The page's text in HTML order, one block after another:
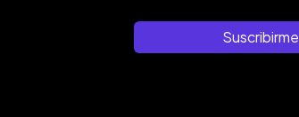
Suscribirme